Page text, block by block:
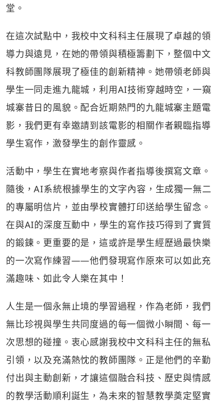
堂。
在這次試點中，我校中文科科主任展現了卓越的領
導力與遠見，在她的帶領與積極籌劃下，整個中文
科教師團隊展現了極佳的創新精神。她帶領老師與
學生一同走進九龍城，利用AI技術穿越時空，一窺
城寨昔日的風貌。配合近期熱門的九龍城寨主題電
影，我們更有幸邀請到該電影的相關作者親臨指導
學生寫作，激發學生的創作靈感。
活動中，學生在實地考察與作者指導後撰寫文章。
隨後，AI系統根據學生的文字內容，生成獨一無二
的專屬明信片，並由學校實體打印送給學生留念。
在與AI的深度互動中，學生的寫作技巧得到了實質
的鍛鍊。更重要的是，這或許是學生經歷過最快樂
的一次寫作練習——他們發現寫作原來可以如此充
滿趣味、如此令人樂在其中！
人生是一個永無止境的學習過程，作為老師，我們
無比珍視與學生共同度過的每一個微小瞬間、每一
次思想的碰撞。衷心感謝我校中文科科主任的無私
引領，以及充滿熱忱的教師團隊。正是他們的辛勤
付出與主動創新，才讓這個融合科技、歷史與情感
的教學活動順利誕生，為未來的智慧教學奠定堅實